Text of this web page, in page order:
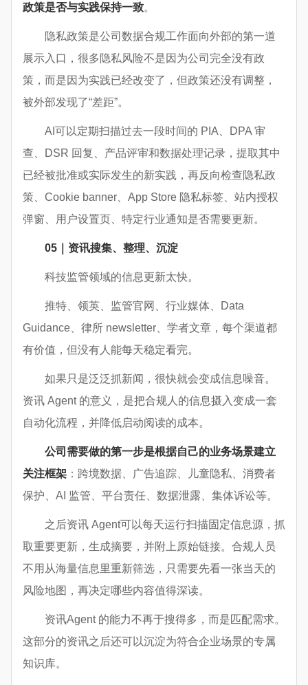
政策是否与实践保持一致。
隐私政策是公司数据合规工作面向外部的第一道
展示入口，很多隐私风险不是因为公司完全没有政
策，而是因为实践已经改变了，但政策还没有调整，
被外部发现了“差距”。
AI可以定期扫描过去一段时间的 PIA、DPA 审
查、DSR 回复、产品评审和数据处理记录，提取其中
已经被批准或实际发生的新实践，再反向检查隐私政
策、Cookie banner、App Store 隐私标签、站内授权
弹窗、用户设置页、特定行业通知是否需要更新。
05｜资讯搜集、整理、沉淀
科技监管领域的信息更新太快。
推特、领英、监管官网、行业媒体、Data
Guidance、律所 newsletter、学者文章，每个渠道都
有价值，但没有人能每天稳定看完。
如果只是泛泛抓新闻，很快就会变成信息噪音。
资讯 Agent 的意义，是把合规人的信息摄入变成一套
自动化流程，并降低启动阅读的成本。
公司需要做的第一步是根据自己的业务场景建立
关注框架 ：跨境数据、广告追踪、儿童隐私、消费者
保护、AI 监管、平台责任、数据泄露、集体诉讼等。
之后资讯 Agent可以每天运行扫描固定信息源，抓
取重要更新，生成摘要，并附上原始链接。合规人员
不用从海量信息里重新筛选，只需要先看一张当天的
风险地图，再决定哪些内容值得深读。
资讯Agent 的能力不再于搜得多，而是匹配需求。
这部分的资讯之后还可以沉淀为符合企业场景的专属
知识库。